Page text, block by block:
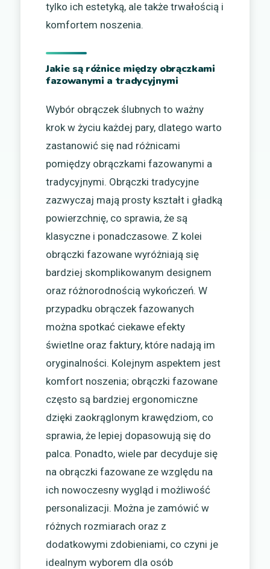
tylko ich estetyką, ale także trwałością i
komfortem noszenia.
Jakie są różnice między obrączkami
fazowanymi a tradycyjnymi
Wybór obrączek ślubnych to ważny
krok w życiu każdej pary, dlatego warto
zastanowić się nad różnicami
pomiędzy obrączkami fazowanymi a
tradycyjnymi. Obrączki tradycyjne
zazwyczaj mają prosty kształt i gładką
powierzchnię, co sprawia, że są
klasyczne i ponadczasowe. Z kolei
obrączki fazowane wyróżniają się
bardziej skomplikowanym designem
oraz różnorodnością wykończeń. W
przypadku obrączek fazowanych
można spotkać ciekawe efekty
świetlne oraz faktury, które nadają im
oryginalności. Kolejnym aspektem jest
komfort noszenia; obrączki fazowane
często są bardziej ergonomiczne
dzięki zaokrąglonym krawędziom, co
sprawia, że lepiej dopasowują się do
palca. Ponadto, wiele par decyduje się
na obrączki fazowane ze względu na
ich nowoczesny wygląd i możliwość
personalizacji. Można je zamówić w
różnych rozmiarach oraz z
dodatkowymi zdobieniami, co czyni je
idealnym wyborem dla osób